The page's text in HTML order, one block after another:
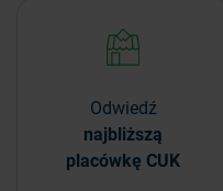
Odwiedź
najbliższą
placówkę CUK